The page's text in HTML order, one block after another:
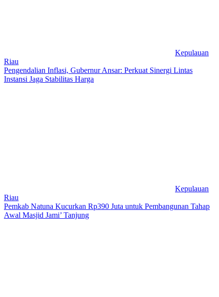
Kepulauan
Riau
Pengendalian Inflasi, Gubernur Ansar: Perkuat Sinergi Lintas
Instansi Jaga Stabilitas Harga
Kepulauan
Riau
Pemkab Natuna Kucurkan Rp390 Juta untuk Pembangunan Tahap
Awal Masjid Jami’ Tanjung